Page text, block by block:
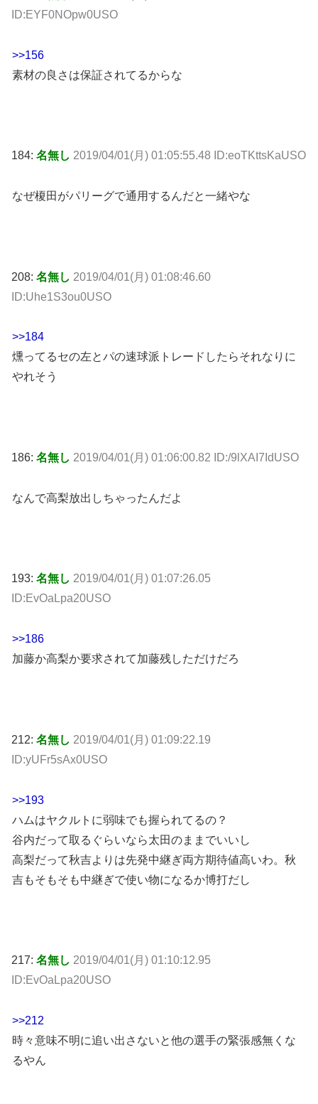
ID:EYF0NOpw0USO
>>156
素材の良さは保証されてるからな
184: 名無し 2019/04/01(月) 01:05:55.48 ID:eoTKttsKaUSO
なぜ榎田がパリーグで通用するんだと一緒やな
208: 名無し 2019/04/01(月) 01:08:46.60
ID:Uhe1S3ou0USO
>>184
燻ってるセの左とパの速球派トレードしたらそれなりに
やれそう
186: 名無し 2019/04/01(月) 01:06:00.82 ID:/9lXAI7IdUSO
なんで高梨放出しちゃったんだよ
193: 名無し 2019/04/01(月) 01:07:26.05
ID:EvOaLpa20USO
>>186
加藤か高梨か要求されて加藤残しただけだろ
212: 名無し 2019/04/01(月) 01:09:22.19
ID:yUFr5sAx0USO
>>193
ハムはヤクルトに弱味でも握られてるの？
谷内だって取るぐらいなら太田のままでいいし
高梨だって秋吉よりは先発中継ぎ両方期待値高いわ。秋
吉もそもそも中継ぎで使い物になるか博打だし
217: 名無し 2019/04/01(月) 01:10:12.95
ID:EvOaLpa20USO
>>212
時々意味不明に追い出さないと他の選手の緊張感無くな
るやん